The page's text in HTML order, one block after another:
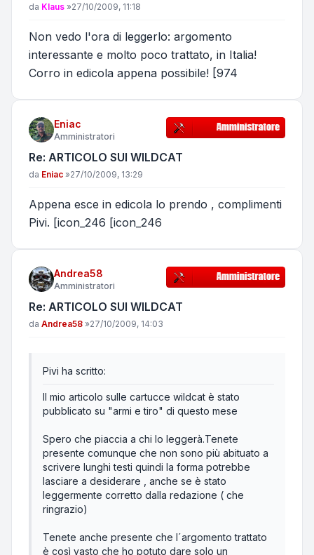
Messaggio
da Klaus »27/10/2009, 11:18
Non vedo l'ora di leggerlo: argomento
interessante e molto poco trattato, in Italia!
Corro in edicola appena possibile! [974
Eniac
Amministratori
Re: ARTICOLO SUI WILDCAT
Messaggio
da Eniac »27/10/2009, 13:29
Appena esce in edicola lo prendo , complimenti
Pivi. [icon_246 [icon_246
Andrea58
Amministratori
Re: ARTICOLO SUI WILDCAT
Messaggio
da Andrea58 »27/10/2009, 14:03
Pivi ha scritto:
Il mio articolo sulle cartucce wildcat è stato
pubblicato su "armi e tiro" di questo mese
Spero che piaccia a chi lo leggerà.Tenete
presente comunque che non sono più abituato a
scrivere lunghi testi quindi la forma potrebbe
lasciare a desiderare , anche se è stato
leggermente corretto dalla redazione ( che
ringrazio)
Tenete anche presente che l´argomento trattato
è così vasto che ho potuto dare solo un